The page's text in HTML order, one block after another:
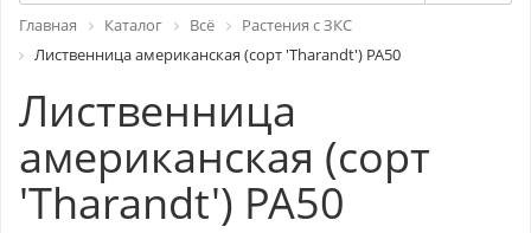
Главная Каталог Всё
Растения с ЗКС
Лиственница американская (сорт 'Tharandt') PA50
Лиственница
американская (сорт
'Tharandt') PA50